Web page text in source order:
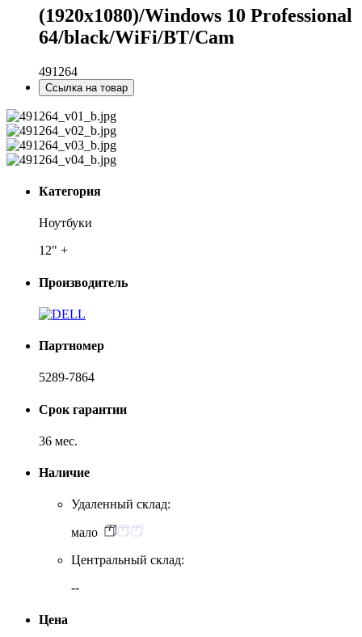
(1920x1080)/Windows 10 Professional
64/black/WiFi/BT/Cam
491264
Ссылка на товар
Категория
Ноутбуки
12" +
Производитель
Партномер
5289-7864
Срок гарантии
36 мес.
Наличие
Удаленный склад:
мало
Центральный склад:
--
Цена